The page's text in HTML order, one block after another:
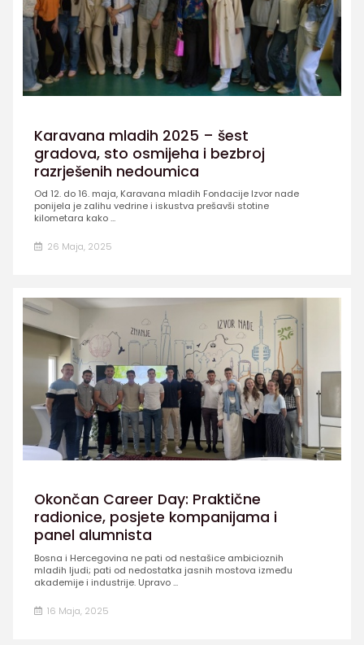
Karavana mladih 2025 – šest
gradova, sto osmijeha i bezbroj
razrješenih nedoumica
Od 12. do 16. maja, Karavana mladih Fondacije Izvor nade
ponijela je zalihu vedrine i iskustva prešavši stotine
kilometara kako ...
26 Maja, 2025
Okončan Career Day: Praktične
radionice, posjete kompanijama i
panel alumnista
Bosna i Hercegovina ne pati od nestašice ambicioznih
mladih ljudi; pati od nedostatka jasnih mostova između
akademije i industrije. Upravo ...
16 Maja, 2025